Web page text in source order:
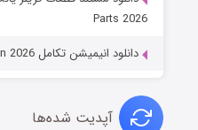
Parts 2026
دانلود انیمیشن تکامل Evolution 2026
آپدیت شده‌ها